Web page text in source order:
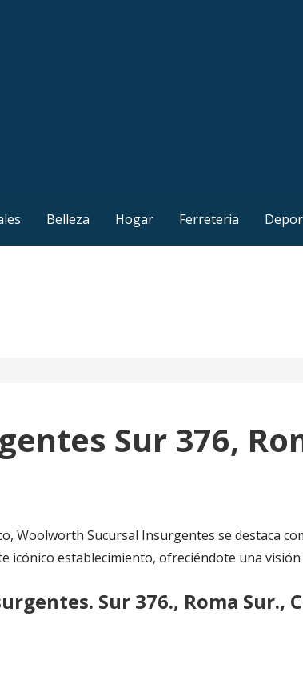
Belleza Hogar Ferreteria
Sur 376,
Woolworth Sucursal Insurgentes se destaca
establecimiento, ofreciéndote una
Sur 376., Roma Sur.,